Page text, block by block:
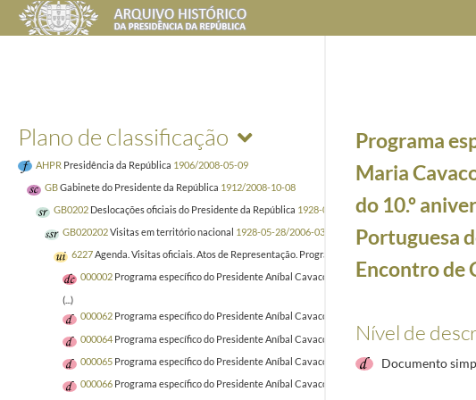
Plano de classificação
AHPR Presidência da República 1906/2008-05-09
GBGabinete do Presidente da República 1912/2008-10-08
GB0202 Deslocações oficiais do Presidente da República 1928-05-28/2008-10-08
GB020202Visitas em território nacional 1928-05-28/2006-03-08
6227Agenda. Visitas oficiais. Atos de Representação. Programas. 2009
000002 Programa específico do Presidente Aníbal Cavaco Silva, por ocasião da receção em
(...)
000062 Programa específico do Presidente Aníbal Cavaco Silva por ocasião da cerimónia
000064 Programa específico do Presidente Aníbal Cavaco Silva e Maria Cavaco Silva, por
000065 Programa específico do Presidente Aníbal Cavaco Silva por ocasião da sessão de
000066 Programa específico do Presidente Aníbal Cavaco Silva por ocasião da cerimónia
Programa
Maria
do 10.º
Portuguesa
Encontro de
Nível de
Documento